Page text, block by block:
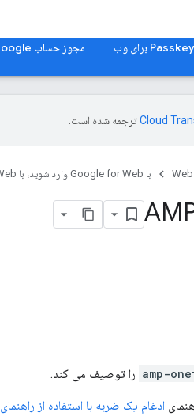
مجوز حساب Google برای وب، مجوز حساب Google برای وب
ترجمه شده است.
با Google for Web وارد شوید، با Google for Web وارد شوید
ادغام یک ضربه با استفاده از راهنمای Iframe